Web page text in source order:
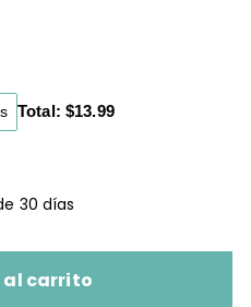
Total: $13.99
30 días
carrito